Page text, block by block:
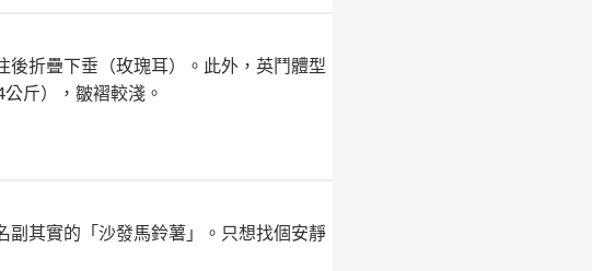
折疊下垂（玫瑰耳）。此外，英鬥體型
斤），皺褶較淺。
副其實的「沙發馬鈴薯」。只想找個安靜